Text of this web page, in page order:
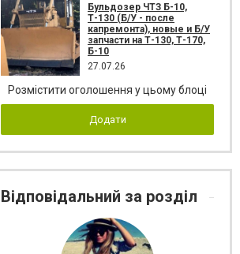
Бульдозер ЧТЗ Б-10,
Т-130 (Б/У - после
капремонта), новые и Б/У
запчасти на Т-130, Т-170,
Б-10
27.07.26
Розмістити оголошення у цьому блоці
Додати
Відповідальний за розділ